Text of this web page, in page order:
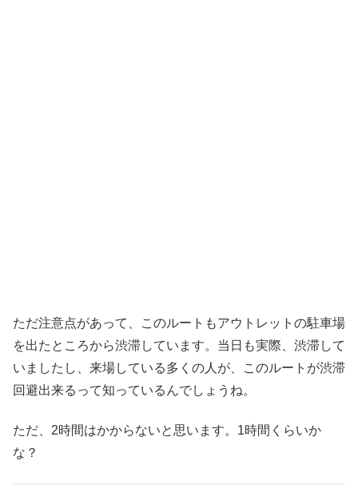
ただ注意点があって、このルートもアウトレットの駐車場
を出たところから渋滞しています。当日も実際、渋滞して
いましたし、来場している多くの人が、このルートが渋滞
回避出来るって知っているんでしょうね。
ただ、2時間はかからないと思います。1時間くらいか
な？